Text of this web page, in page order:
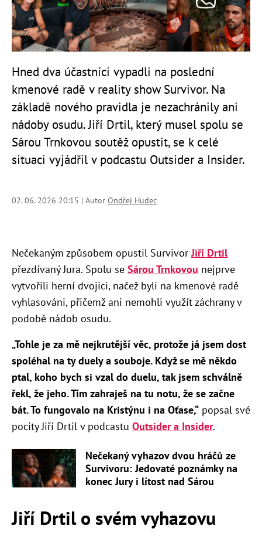
Hned dva účastníci vypadli na poslední
kmenové radě v reality show Survivor. Na
základě nového pravidla je nezachránily ani
nádoby osudu. Jiří Drtil, který musel spolu se
Sárou Trnkovou soutěž opustit, se k celé
situaci vyjádřil v podcastu Outsider a Insider.
02. 06. 2026 20:15 | Autor Ondřej Hudec
Nečekaným způsobem opustil Survivor Jiří Drtil
přezdívaný Jura. Spolu se Sárou Trnkovou nejprve
vytvořili herní dvojici, načež byli na kmenové radě
vyhlasováni, přičemž ani nemohli využít záchrany v
podobě nádob osudu.
„Tohle je za mě nejkrutější věc, protože já jsem dost
spoléhal na ty duely a souboje. Když se mě někdo
ptal, koho bych si vzal do duelu, tak jsem schválně
řekl, že jeho. Tím zahraješ na tu notu, že se začne
bát. To fungovalo na Kristýnu i na Oťase,“ popsal své
pocity Jiří Drtil v podcastu Outsider a Insider.
Nečekaný vyhazov dvou hráčů ze
Survivoru: Jedovaté poznámky na
konec Jury i lítost nad Sárou
Jiří Drtil o svém vyhazovu